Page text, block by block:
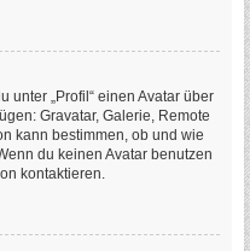
unter „Profil“ einen Avatar über
Gravatar, Galerie, Remote
kann bestimmen, ob und wie
du keinen Avatar benutzen
kontaktieren.